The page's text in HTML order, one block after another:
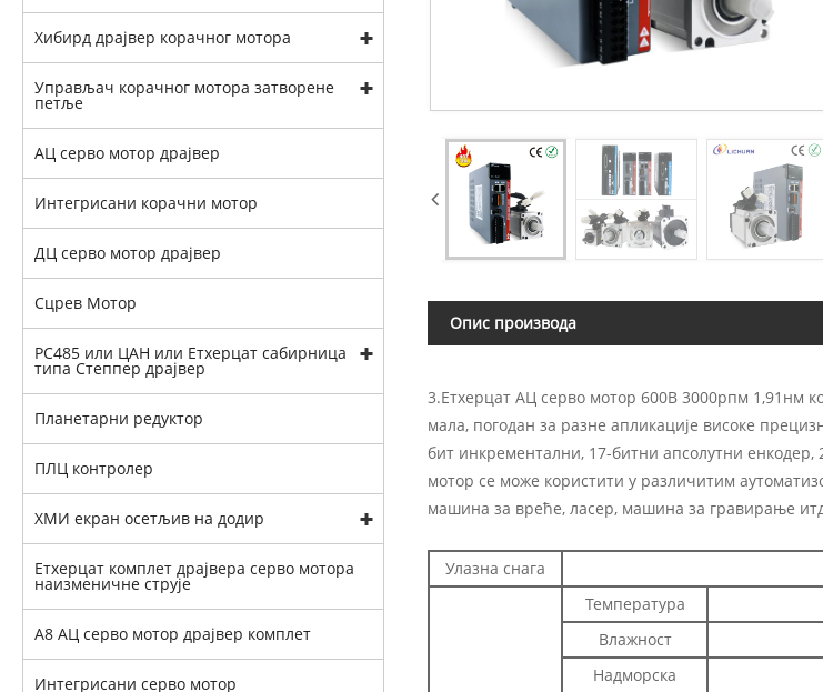
Хибирд драјвер корачног мотора
Управљач корачног мотора затворене
петље
АЦ серво мотор драјвер
Интегрисани корачни мотор
ДЦ серво мотор драјвер
Сцрев Мотор
РС485 или ЦАН или Етхерцат сабирница
типа Степпер драјвер
Планетарни редуктор
ПЛЦ контролер
ХМИ екран осетљив на додир
Етхерцат комплет драјвера серво мотора
наизменичне струје
А8 АЦ серво мотор драјвер комплет
Интегрисани серво мотор
Опис производа
3.Етхерцат АЦ серво мотор 600В 3000рпм 1,91нм
мала, погодан за разне апликације високе
бит инкрементални, 17-битни апсолутни
мотор се може користити у различитим
машина за вреће, ласер, машина за гравирање
Улазна снага
Температура
Влажност
Надморска